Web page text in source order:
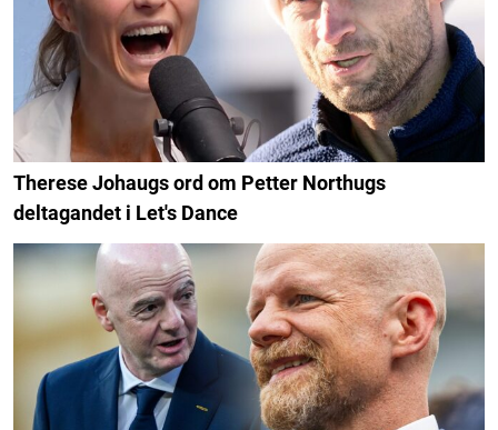
Therese Johaugs ord om Petter Northugs
deltagandet i Let's Dance